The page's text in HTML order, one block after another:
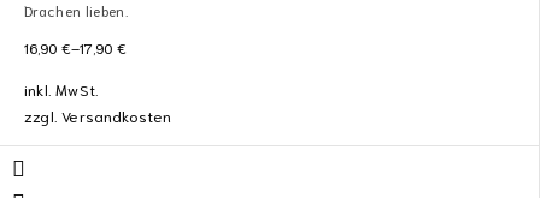
Drachen lieben.
16,90 €–17,90 €
inkl. MwSt.
zzgl.Versandkosten